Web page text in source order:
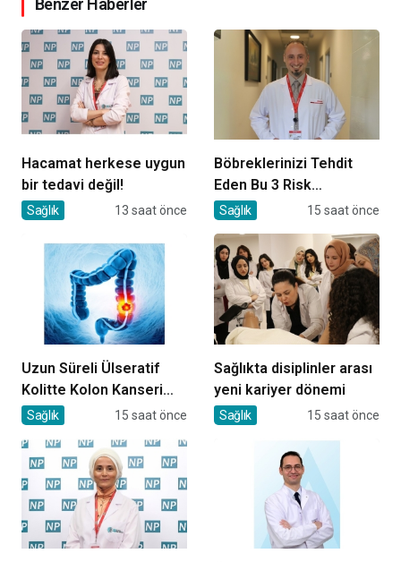
Benzer Haberler
Hacamat herkese uygun
bir tedavi değil!
Sağlık 13 saat önce
Böbreklerinizi Tehdit
Eden Bu 3 Risk
Faktörüne Dikkat!
Sağlık 15 saat önce
Uzun Süreli Ülseratif
Kolitte Kolon Kanseri
Riski Artıyor mu?
Sağlık 15 saat önce
Sağlıkta disiplinler arası
yeni kariyer dönemi
Sağlık 15 saat önce